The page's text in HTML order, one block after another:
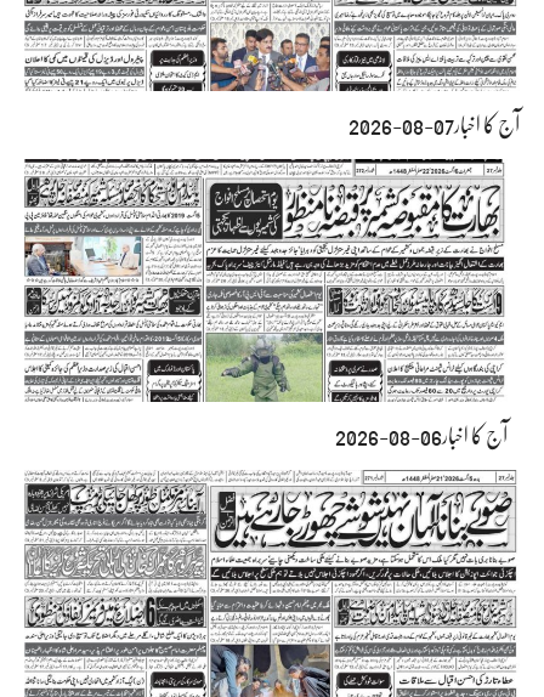
آج کا اخبار07-08-2026
آج کا اخبار06-08-2026